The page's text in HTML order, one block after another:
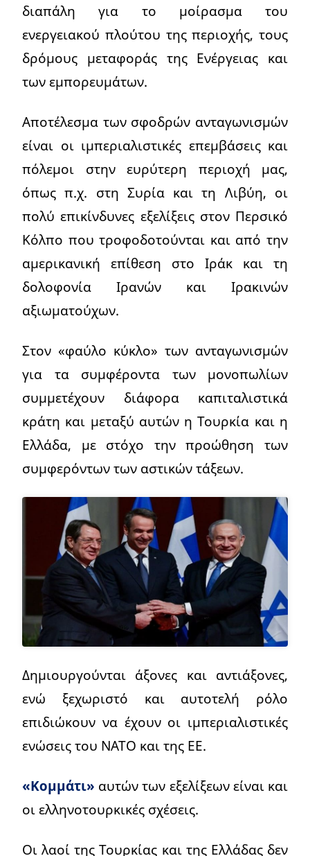
διαπάλη για το μοίρασμα του
ενεργειακού πλούτου της περιοχής, τους
δρόμους μεταφοράς της Ενέργειας και
των εμπορευμάτων.
Αποτέλεσμα των σφοδρών ανταγωνισμών
είναι οι ιμπεριαλιστικές επεμβάσεις και
πόλεμοι στην ευρύτερη περιοχή μας,
όπως π.χ. στη Συρία και τη Λιβύη, οι
πολύ επικίνδυνες εξελίξεις στον Περσικό
Κόλπο που τροφοδοτούνται και από την
αμερικανική επίθεση στο Ιράκ και τη
δολοφονία Ιρανών και Ιρακινών
αξιωματούχων.
Στον «φαύλο κύκλο» των ανταγωνισμών
για τα συμφέροντα των μονοπωλίων
συμμετέχουν διάφορα καπιταλιστικά
κράτη και μεταξύ αυτών η Τουρκία και η
Ελλάδα, με στόχο την προώθηση των
συμφερόντων των αστικών τάξεων.
Δημιουργούνται άξονες και αντιάξονες,
ενώ ξεχωριστό και αυτοτελή ρόλο
επιδιώκουν να έχουν οι ιμπεριαλιστικές
ενώσεις του ΝΑΤΟ και της ΕΕ.
«Κομμάτι» αυτών των εξελίξεων είναι και
οι ελληνοτουρκικές σχέσεις.
Οι λαοί της Τουρκίας και της Ελλάδας δεν